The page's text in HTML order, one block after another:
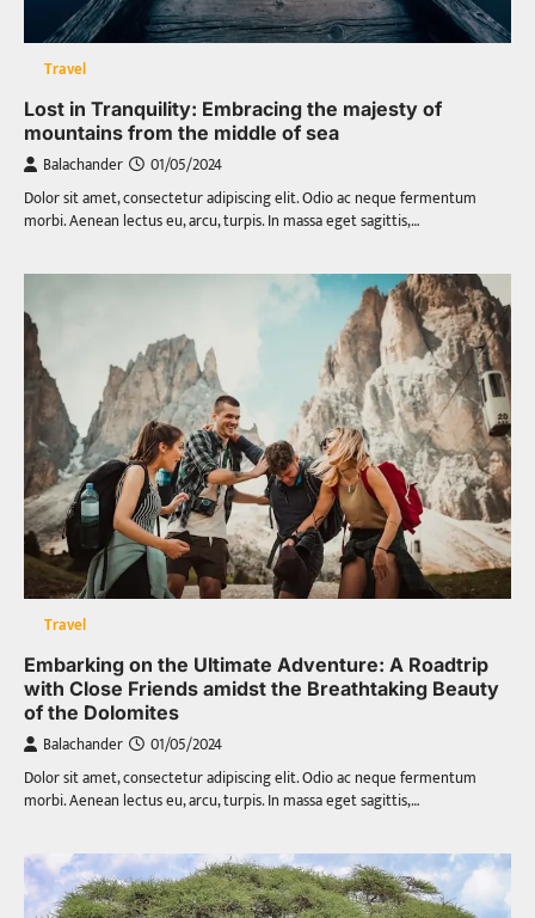
Travel
Lost in Tranquility: Embracing the majesty of
mountains from the middle of sea
Balachander 01/05/2024
Dolor sit amet, consectetur adipiscing elit. Odio ac neque fermentum
morbi. Aenean lectus eu, arcu, turpis. In massa eget sagittis,…
Travel
Embarking on the Ultimate Adventure: A Roadtrip
with Close Friends amidst the Breathtaking Beauty
of the Dolomites
Balachander 01/05/2024
Dolor sit amet, consectetur adipiscing elit. Odio ac neque fermentum
morbi. Aenean lectus eu, arcu, turpis. In massa eget sagittis,…